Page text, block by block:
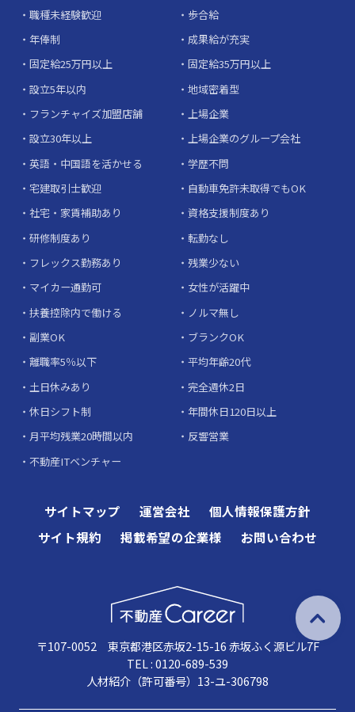
職種未経験歓迎
歩合給
年俸制
成果給が充実
固定給25万円以上
固定給35万円以上
設立5年以内
地域密着型
フランチャイズ加盟店舗
上場企業
設立30年以上
上場企業のグループ会社
英語・中国語を活かせる
学歴不問
宅建取引士歓迎
自動車免許未取得でもOK
社宅・家賃補助あり
資格支援制度あり
研修制度あり
転勤なし
フレックス勤務あり
残業少ない
マイカー通勤可
女性が活躍中
扶養控除内で働ける
ノルマ無し
副業OK
ブランクOK
離職率5％以下
平均年齢20代
土日休みあり
完全週休2日
休日シフト制
年間休日120日以上
月平均残業20時間以内
反響営業
不動産ITベンチャー
サイトマップ 運営会社
個人情報保護方針
サイト規約
掲載希望の企業様 お問い合わせ
〒107-0052 東京都港区赤坂2-15-16 赤坂ふく源ビル7F
TEL : 0120-689-539
人材紹介（許可番号）13-ユ-306798